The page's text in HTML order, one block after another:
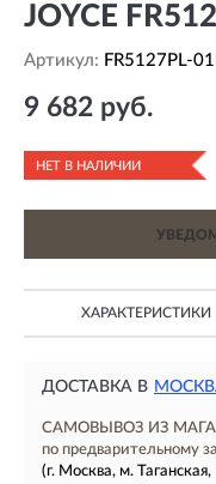
JOYCE
Артикул: FR5127PL-
9 682 руб.
НЕТ В НАЛИЧИИ
ХАРАКТЕРИСТИКИ
ДОСТАВКА В
САМОВЫВОЗ ИЗ
по предварительному
(г. Москва, м. Таганская,